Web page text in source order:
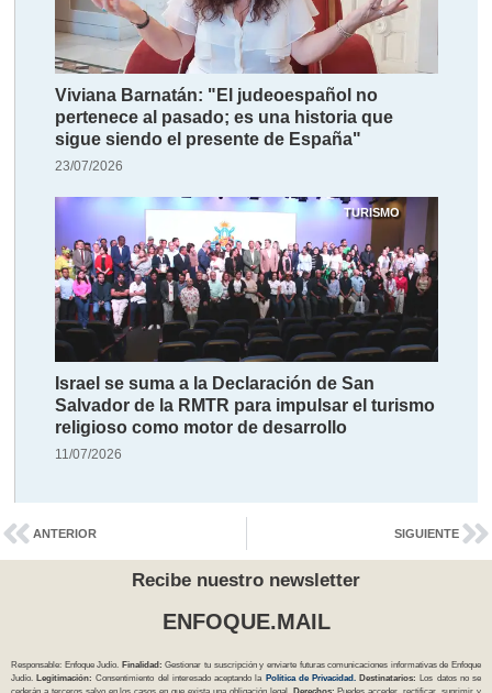
Viviana Barnatán: "El judeoespañol no
pertenece al pasado; es una historia que
sigue siendo el presente de España"
23/07/2026
TURISMO
Israel se suma a la Declaración de San
Salvador de la RMTR para impulsar el turismo
religioso como motor de desarrollo
11/07/2026
ANTERIOR SIGUIENTE
Recibe nuestro newsletter
ENFOQUE.MAIL
Responsable: Enfoque Judío. Finalidad: Gestionar tu suscripción y enviarte futuras comunicaciones informativas de Enfoque
Judío. Legitimación: Consentimiento del interesado aceptando la Política de Privacidad . Destinatarios: Los datos no se